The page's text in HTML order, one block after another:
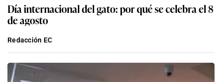
Día internacional del gato: por qué se celebra el 8
de agosto
Redacción EC